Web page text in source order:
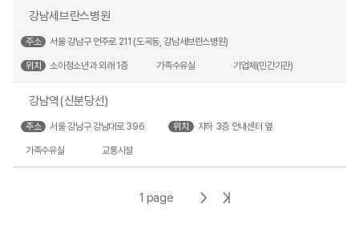
강남세브란스병원
주소 서울 강남구 언주로 211 (도곡동, 강남세브란스병원)
위치 소아청소년과 외래 1층 가족수유실 기업체(민간기관)
강남역(신분당선)
주소 서울 강남구 강남대로 396 위치 지하 3층 안내센터 옆
가족수유실 교통시설
1 page 다 마